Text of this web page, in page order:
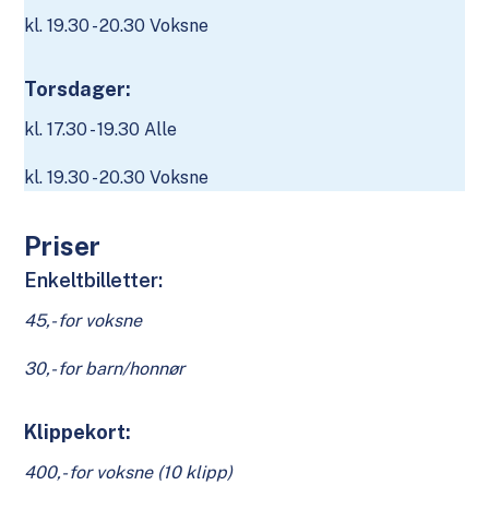
kl. 19.30 - 20.30 Voksne
Torsdager:
kl. 17.30 - 19.30 Alle
kl. 19.30 - 20.30 Voksne
Priser
Enkeltbilletter:
45,- for voksne
30,- for barn/honnør
Klippekort:
400,- for voksne (10 klipp)